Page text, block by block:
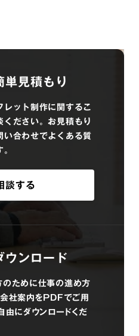
見積もり
ット制作に関するこ
ださい。お見積もり
合わせでよくある質
談する
ンロード
ために仕事の進め方
社案内をPDFでご用
由にダウンロードくだ